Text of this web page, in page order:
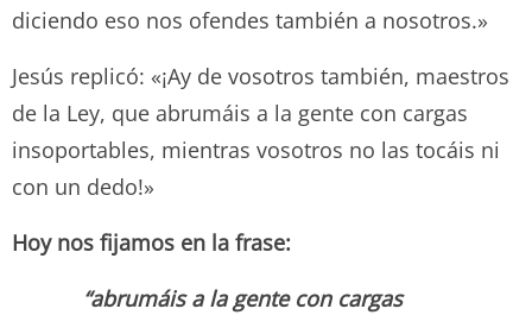
diciendo eso nos ofendes también a nosotros.»
Jesús replicó: «¡Ay de vosotros también, maestros
de la Ley, que abrumáis a la gente con cargas
insoportables, mientras vosotros no las tocáis ni
con un dedo!»
Hoy nos fijamos en la frase:
“abrumáis a la gente con cargas